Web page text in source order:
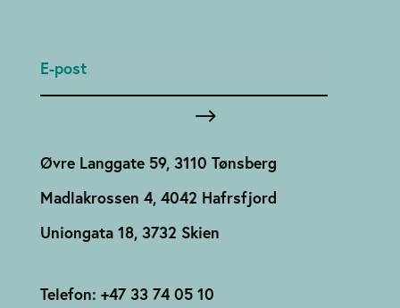
Øvre Langgate 59, 3110 Tønsberg
Madlakrossen 4, 4042 Hafrsfjord
Uniongata 18, 3732 Skien
Telefon: +47 33 74 05 10